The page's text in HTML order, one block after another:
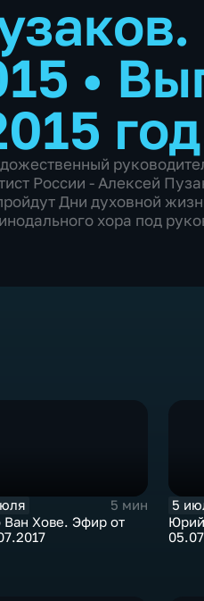
•
России - Алексей
Дни духовной
хора под
5 мин
Ван Хове. Эфир от
5